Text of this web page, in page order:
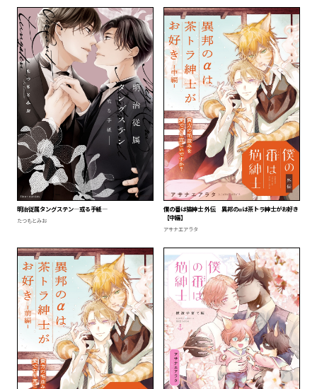
明治従属タングステン―或る手紙―
たつもとみお
僕の番は猫紳士 外伝 異邦のαは茶トラ紳士がお好き
【中編】
アサナエアラタ